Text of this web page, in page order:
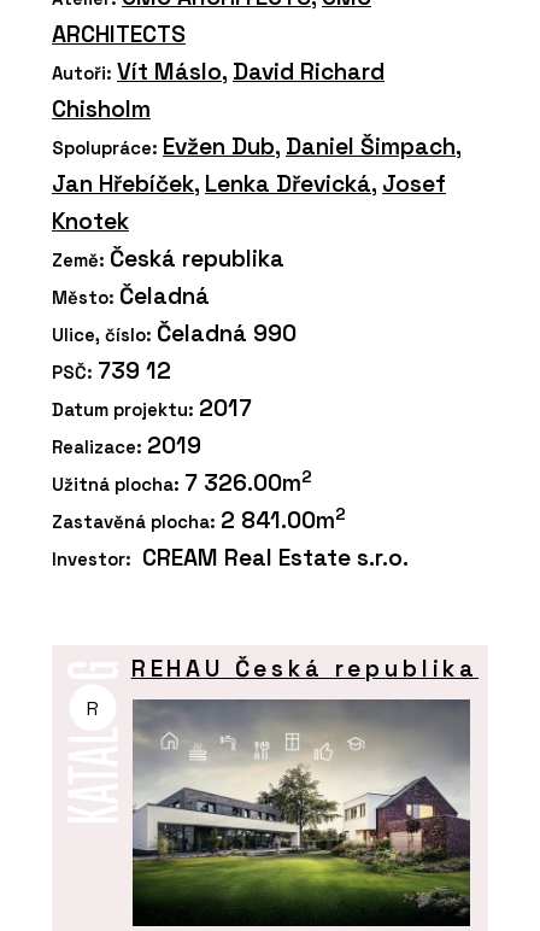
ARCHITECTS
Autoři: Vít Máslo, David Richard
Chisholm
Spolupráce: Evžen Dub, Daniel Šimpach,
Jan Hřebíček, Lenka Dřevická, Josef
Knotek
Země: Česká republika
Město: Čeladná
Ulice, číslo: Čeladná 990
PSČ: 739 12
Datum projektu: 2017
Realizace: 2019
Užitná plocha: 7 326.00m2
Zastavěná plocha: 2 841.00m2
Investor: CREAM Real Estate s.r.o.
R
REHAU Česká republika